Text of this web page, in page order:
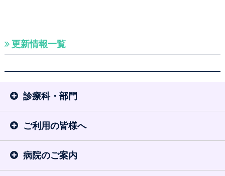
更新情報一覧
診療科・部門
ご利用の皆様へ
病院のご案内